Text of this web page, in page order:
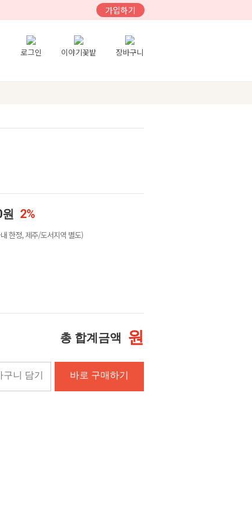
가입하기
로그인 이야기꽃밭 장바구니
2%
한정, 제주/도서지역 별도)
총 합계금액 원
구니 담기 바로 구매하기